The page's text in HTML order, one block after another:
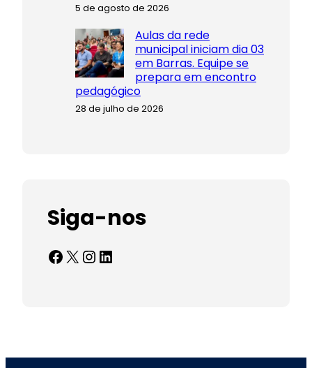
5 de agosto de 2026
Aulas da rede
municipal iniciam dia 03
em Barras. Equipe se
prepara em encontro
pedagógico
28 de julho de 2026
Siga-nos
Facebook X InstagramLinkedIn